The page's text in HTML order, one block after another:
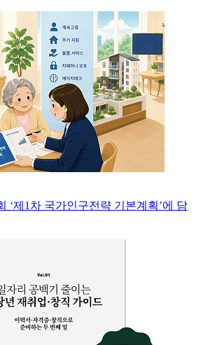
‘제1차 국가인구전략 기본계획’에 담